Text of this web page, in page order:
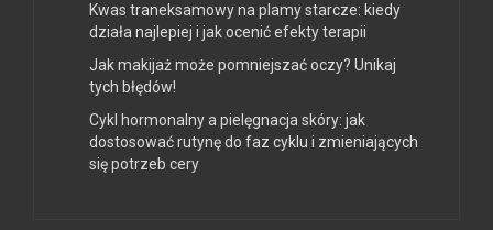
Kwas traneksamowy na plamy starcze: kiedy
działa najlepiej i jak ocenić efekty terapii
Jak makijaż może pomniejszać oczy? Unikaj
tych błędów!
Cykl hormonalny a pielęgnacja skóry: jak
dostosować rutynę do faz cyklu i zmieniających
się potrzeb cery